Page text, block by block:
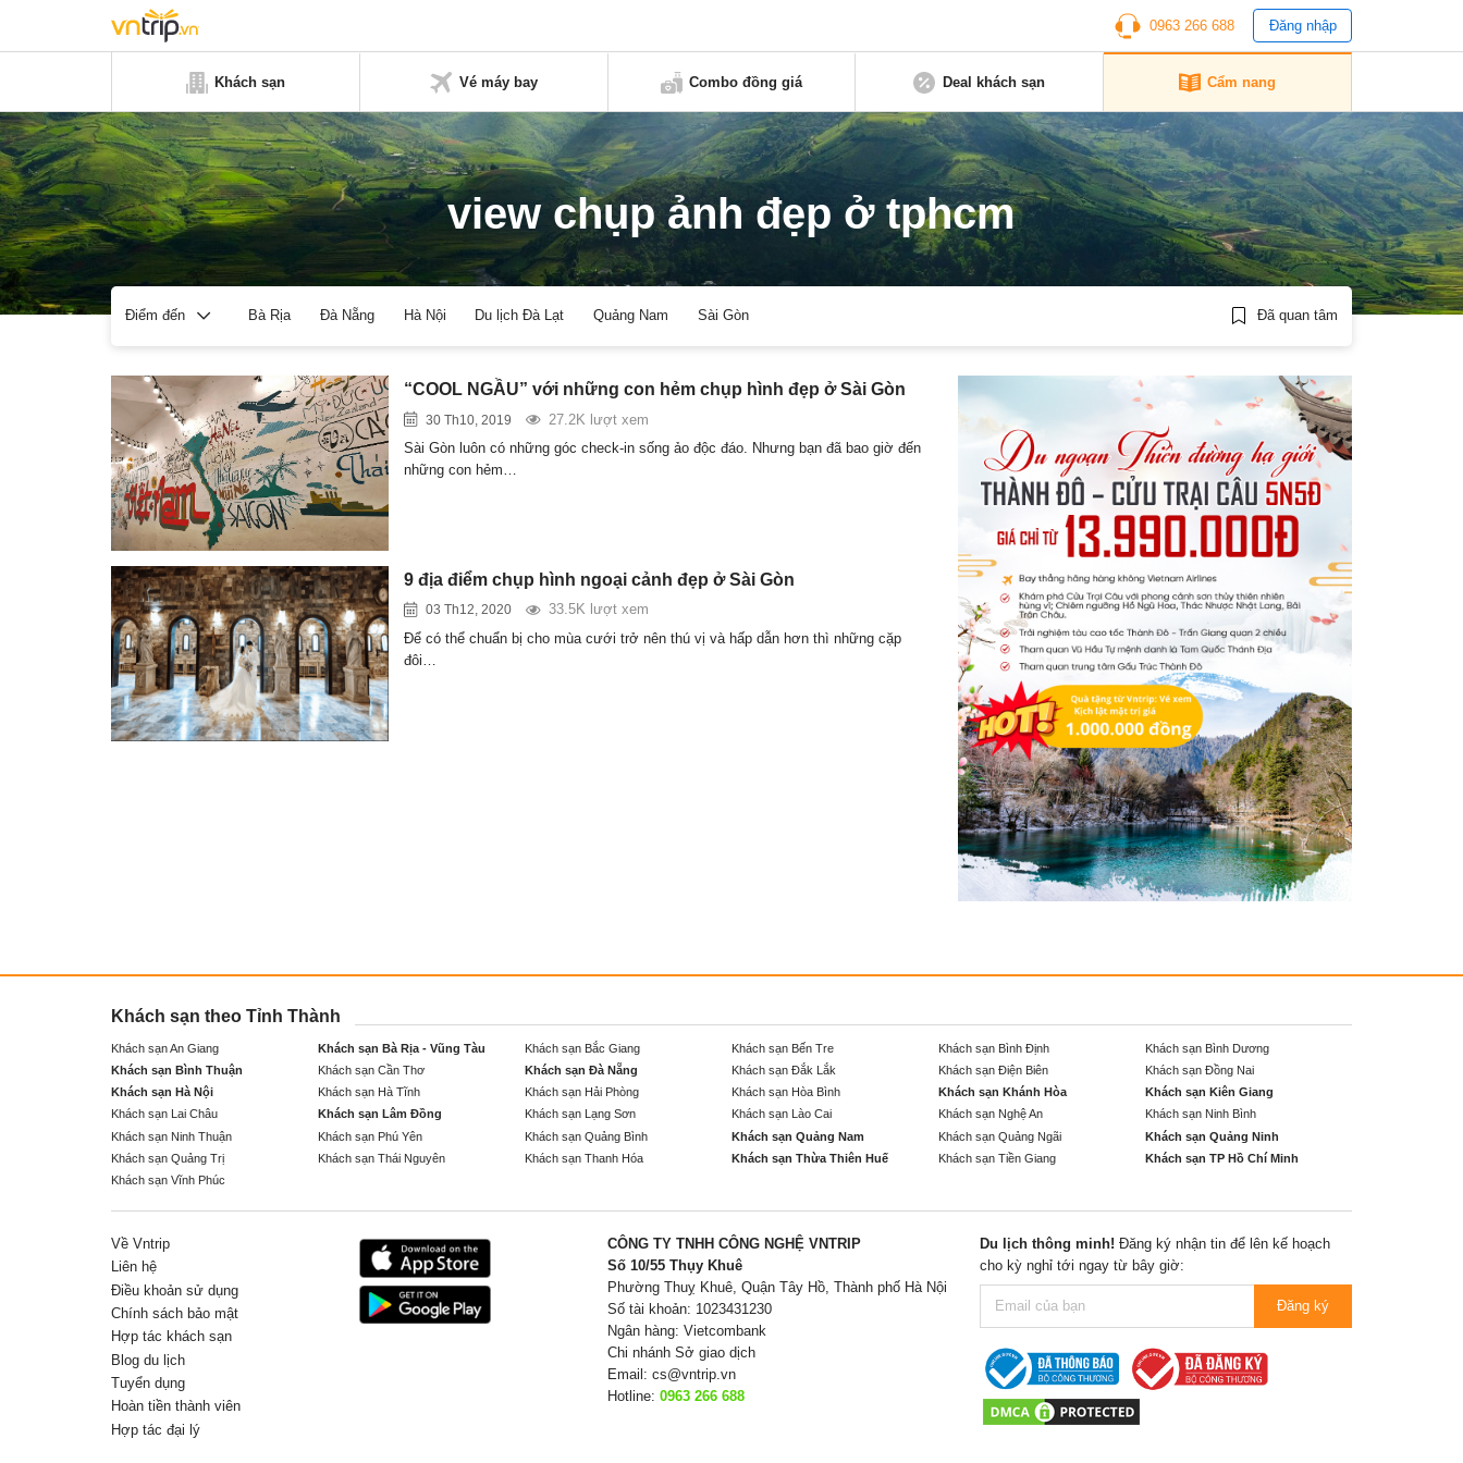
0963 266 688 Đăng nhập
Khách sạn Vé máy bay Combo đồng giá Deal khách sạn Cẩm nang
view chụp ảnh đẹp ở tphcm
Điểm đến Bà Rịa Đà Nẵng Hà Nội Du lịch Đà Lạt Quảng Nam Sài Gòn Đã quan tâm
“COOL NGẦU” với những con hẻm chụp hình đẹp ở Sài Gòn
30 Th10, 2019
27.2K lượt xem
Sài Gòn luôn có những góc check-in sống ảo độc đáo. Nhưng bạn đã bao giờ đến
những con hẻm…
9 địa điểm chụp hình ngoại cảnh đẹp ở Sài Gòn
03 Th12, 2020
33.5K lượt xem
Để có thể chuẩn bị cho mùa cưới trở nên thú vị và hấp dẫn hơn thì những cặp
đôi…
Khách sạn theo Tỉnh Thành
Khách sạn An Giang Khách sạn Bà Rịa - Vũng Tàu Khách sạn Bắc Giang Khách sạn Bến Tre Khách sạn Bình Định
Khách sạn Bình Dương
Khách sạn Bình Thuận
Khách sạn Cần Thơ Khách sạn Đà Nẵng Khách sạn Đắk Lắk Khách sạn Điện Biên
Khách sạn Đồng Nai
Khách sạn Hà Nội
Khách sạn Hà Tĩnh Khách sạn Hải Phòng Khách sạn Hòa Bình Khách sạn Khánh Hòa
Khách sạn Kiên Giang
Khách sạn Lai Châu
Khách sạn Lâm Đồng Khách sạn Lạng Sơn Khách sạn Lào Cai Khách sạn Nghệ An
Khách sạn Ninh Bình
Khách sạn Ninh Thuận
Khách sạn Phú Yên Khách sạn Quảng Bình Khách sạn Quảng Nam Khách sạn Quảng Ngãi
Khách sạn Quảng Ninh
Khách sạn Quảng Trị
Khách sạn Thái Nguyên Khách sạn Thanh Hóa Khách sạn Thừa Thiên Huế Khách sạn Tiền Giang
Khách sạn TP Hồ Chí Minh
Khách sạn Vĩnh Phúc
Về Vntrip
Liên hệ
Điều khoản sử dụng
Chính sách bảo mật
Hợp tác khách sạn
Blog du lịch
Tuyển dụng
Hoàn tiền thành viên
Hợp tác đại lý
CÔNG TY TNHH CÔNG NGHỆ VNTRIP
Số 10/55 Thụy Khuê
Phường Thuỵ Khuê, Quận Tây Hồ, Thành phố Hà Nội
Số tài khoản: 1023431230
Ngân hàng: Vietcombank
Chi nhánh Sở giao dịch
Email: cs@vntrip.vn
Hotline: 0963 266 688
Du lịch thông minh! Đăng ký nhận tin để lên kế hoạch
cho kỳ nghỉ tới ngay từ bây giờ:
Đăng ký